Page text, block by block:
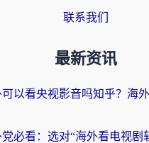
联系我们
最新资讯